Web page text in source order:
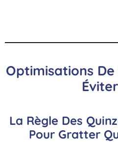
Optimisations De
Éviter
La Règle Des
Pour Gratter